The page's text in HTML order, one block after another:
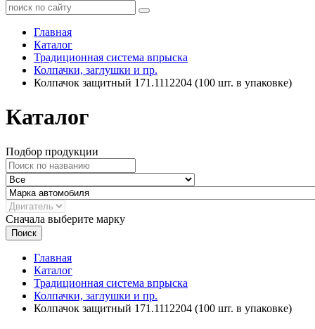
Главная
Каталог
Традиционная система впрыска
Колпачки, заглушки и пр.
Колпачок защитный 171.1112204 (100 шт. в упаковке)
Каталог
Подбор продукции
Сначала выберите марку
Поиск
Главная
Каталог
Традиционная система впрыска
Колпачки, заглушки и пр.
Колпачок защитный 171.1112204 (100 шт. в упаковке)